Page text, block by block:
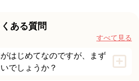
ある質問
すべて見る
はじめてなのですが、まず
でしょうか？